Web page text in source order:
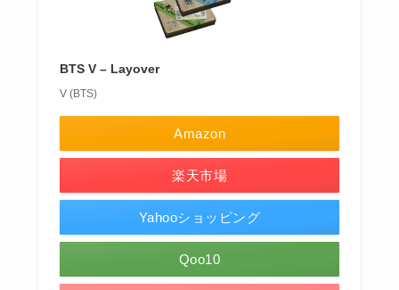
BTS V – Layover
V (BTS)
Amazon
楽天市場
Yahooショッピング
Qoo10